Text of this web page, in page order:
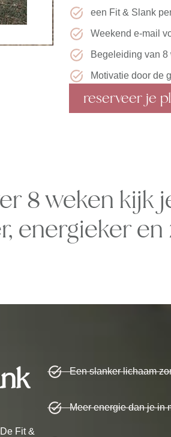
een Fit & Slank
Weekend e-mail
Begeleiding van
Motivatie door de
reserveer je
8 weken kijk
energieker
Fit &
Een slanker lichaam
Meer energie dan je in